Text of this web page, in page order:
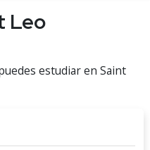
Leo
estudiar en Saint